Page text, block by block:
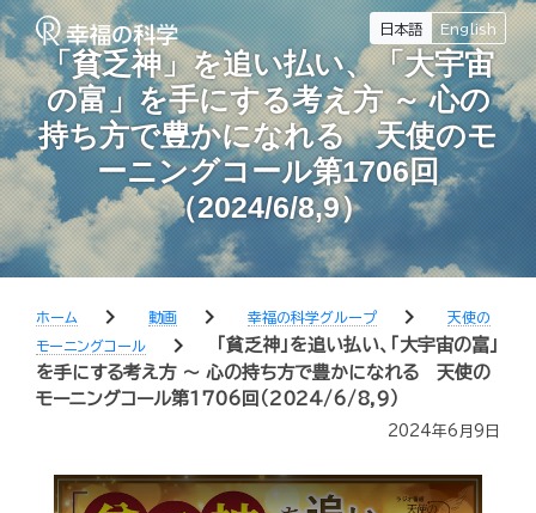
日本語 English
「貧乏神」を追い払い、「大宇宙
の富」を手にする考え方 ～ 心の
持ち方で豊かになれる 天使のモ
ーニングコール第1706回
（2024/6/8,9）
ホーム chevron_right 動画 chevron_right 幸福の科学グループ chevron_right
天使の
モーニングコール
chevron_right
「貧乏神」を追い払い、「大宇宙の富」
を手にする考え方 ～ 心の持ち方で豊かになれる 天使の
モーニングコール第1706回（2024/6/8,9）
2024年6月9日